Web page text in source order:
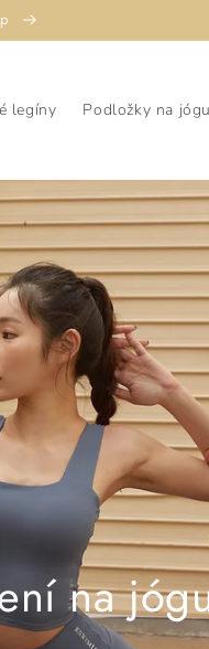
legíny Podložky na jógu
na